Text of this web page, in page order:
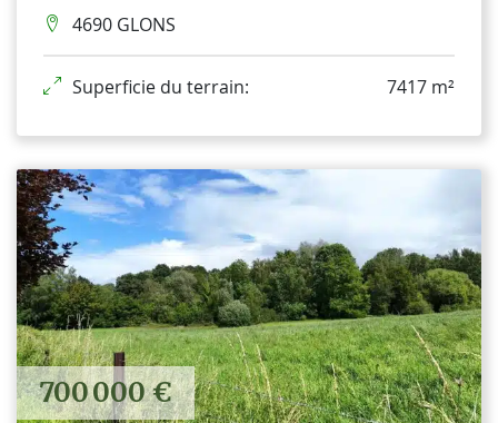
4690 GLONS
Superficie du terrain: 7417 m²
700 000 €